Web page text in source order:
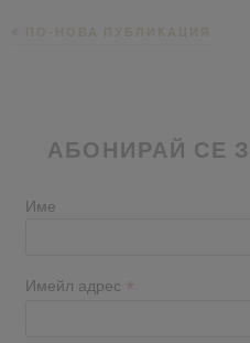
АБОНИРАЙ СЕ
Име
Имейл адрес *